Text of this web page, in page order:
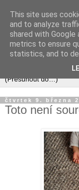
čtvrtek 9. března
Toto není
This site uses
and to analyze
shared with
metrics to ensure
statistics, and to